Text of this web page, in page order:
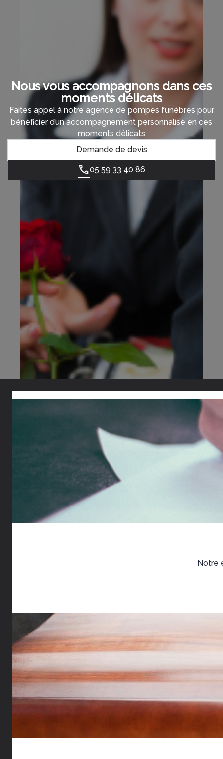
Nous vous accompagnons dans ces
moments délicats
Faites appel à notre agence de pompes funèbres pour
bénéficier d’un accompagnement personnalisé en ces
moments délicats
Demande de devis
05 59 33 40 86
Notre